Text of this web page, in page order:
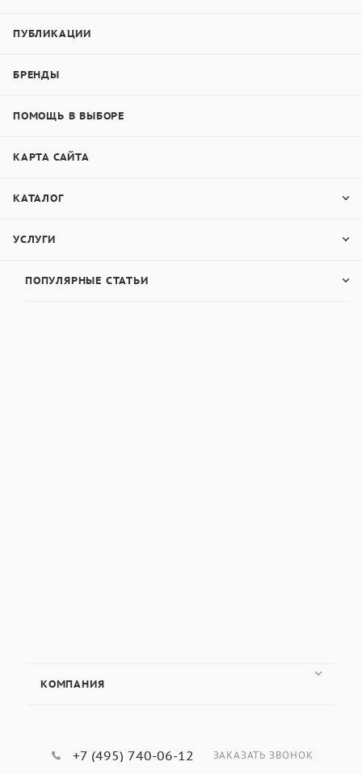
ПУБЛИКАЦИИ
БРЕНДЫ
ПОМОЩЬ В ВЫБОРЕ
КАРТА САЙТА
КАТАЛОГ
УСЛУГИ
ПОПУЛЯРНЫЕ СТАТЬИ
КОМПАНИЯ
+7 (495) 740-06-12 ЗАКАЗАТЬ ЗВОНОК